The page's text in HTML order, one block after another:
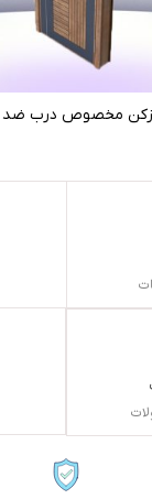
مخصوص درب